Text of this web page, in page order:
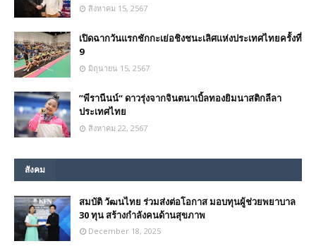
สิงหาคม 15, 2567
เปิดฉากวันแรกชักกะเย่อชิงชนะเลิศแห่งประเทศไทยครั้งที่
9
มิถุนายน 15, 2567
”พีรานีนน์“​ ดาวรุ่งจากจินตนาเบิ้ลทองยิมนาสติกลีลา
ประเทศไทย
สิงหาคม 22, 2567
สังคม
สมบัติ วัฒนไทย ร่วมส่งต่อโอกาส มอบทุนผู้ช่วยพยาบาล
30 ทุน สร้างกำลังคนด้านสุขภาพ
December 18, 2025